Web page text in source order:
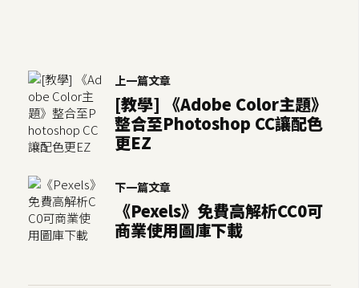
上一篇文章
[教學] 《Adobe Color主題》
整合至Photoshop CC讓配色
更EZ
下一篇文章
《Pexels》免費高解析CC0可
商業使用圖庫下載